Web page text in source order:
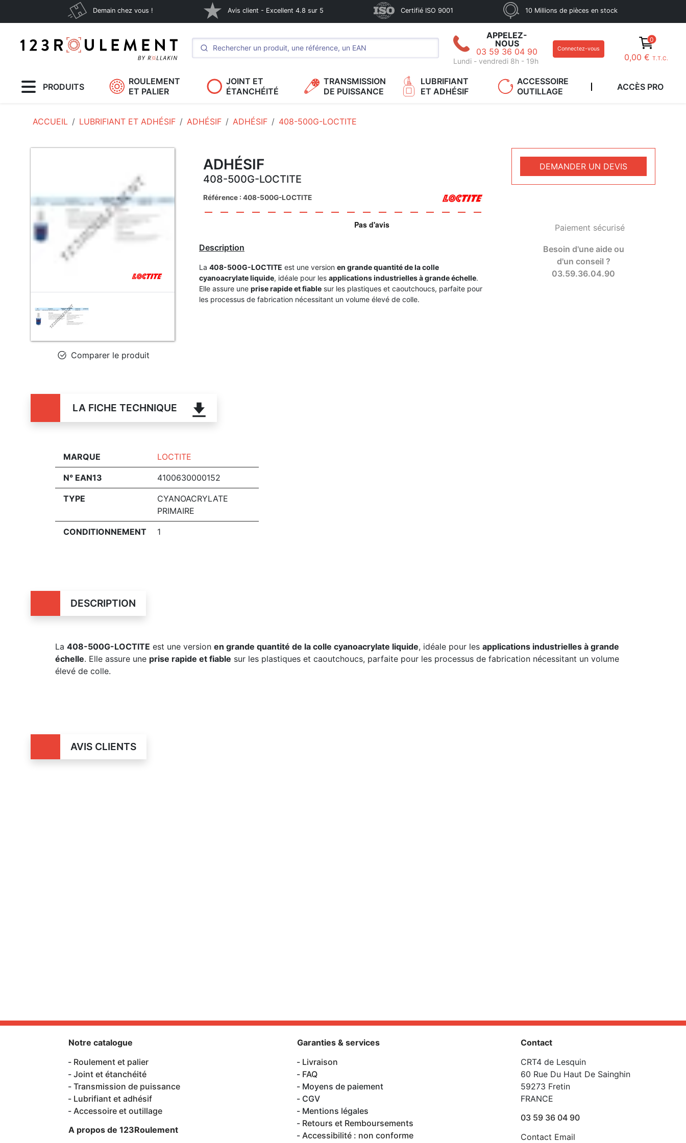
Demain chez vous ! Avis client - Excellent 4.8 sur 5 Certifié ISO 9001 10 Millions de pièces en stock
APPELEZ-
NOUS
03 59 36 04 90
Lundi - vendredi 8h - 19h
Connectez-vous
0
0,00 € T.T.C.
PRODUITS
ROULEMENT
ET PALIER
JOINT ET
ÉTANCHÉITÉ
TRANSMISSION
DE PUISSANCE
LUBRIFIANT
ET ADHÉSIF
ACCESSOIRE
OUTILLAGE
ACCÈS PRO
ACCUEIL LUBRIFIANT ET ADHÉSIF ADHÉSIF ADHÉSIF 408-500G-LOCTITE
Comparer le produit
ADHÉSIF
408-500G-LOCTITE
Référence : 408-500G-LOCTITE
Description
La 408-500G-LOCTITE est une version en grande quantité de la colle
cyanoacrylate liquide, idéale pour les applications industrielles à grande échelle.
Elle assure une prise rapide et fiable sur les plastiques et caoutchoucs, parfaite pour
les processus de fabrication nécessitant un volume élevé de colle.
DEMANDER UN DEVIS
Paiement sécurisé
Besoin d'une aide ou
d'un conseil ?
03.59.36.04.90
LA FICHE TECHNIQUE
MARQUE LOCTITE
N° EAN13 4100630000152
TYPE
CYANOACRYLATE
PRIMAIRE
CONDITIONNEMENT 1
DESCRIPTION
La 408-500G-LOCTITE est une version en grande quantité de la colle cyanoacrylate liquide, idéale pour les applications industrielles à grande
échelle. Elle assure une prise rapide et fiable sur les plastiques et caoutchoucs, parfaite pour les processus de fabrication nécessitant un volume
élevé de colle.
AVIS CLIENTS
Notre catalogue
Roulement et palier
Joint et étanchéité
Transmission de puissance
Lubrifiant et adhésif
Accessoire et outillage
A propos de 123Roulement
Garanties & services
Livraison
FAQ
Moyens de paiement
CGV
Mentions légales
Retours et Remboursements
Accessibilité : non conforme
Contact
CRT4 de Lesquin
60 Rue Du Haut De Sainghin
59273 Fretin
FRANCE
03 59 36 04 90
Contact Email